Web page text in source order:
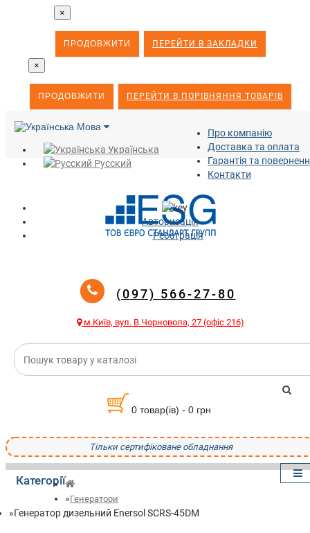
×
ПРОДОВЖИТИ ПЕРЕЙТИ В ЗАКЛАДКИ
×
ПРОДОВЖИТИ ПЕРЕЙТИ В ПОРІВНЯННЯ ТОВАРІВ
Мова
Українська
Русский
Про компанію
Доставка та оплата
Гарантія та
Контакти
Авторизація
Реєстрація
(097) 566-27-80
м.Київ, вул. В.Чорновола, 27 (офіс 216)
0 товар(ів) - 0 грн
Тільки сертифіковане обладнання
Категорії
Генератори
Генератор дизельний Enersol SCRS-45DM